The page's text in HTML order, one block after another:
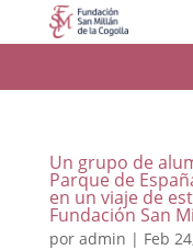
Un grupo de
Parque de
en un viaje de
Fundación San
por admin | Feb